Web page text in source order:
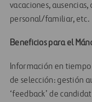
vacaciones,
personal/familiar, etc.
Beneficios para el
Información en tiempo
de selección: gestión
‘feedback’ de